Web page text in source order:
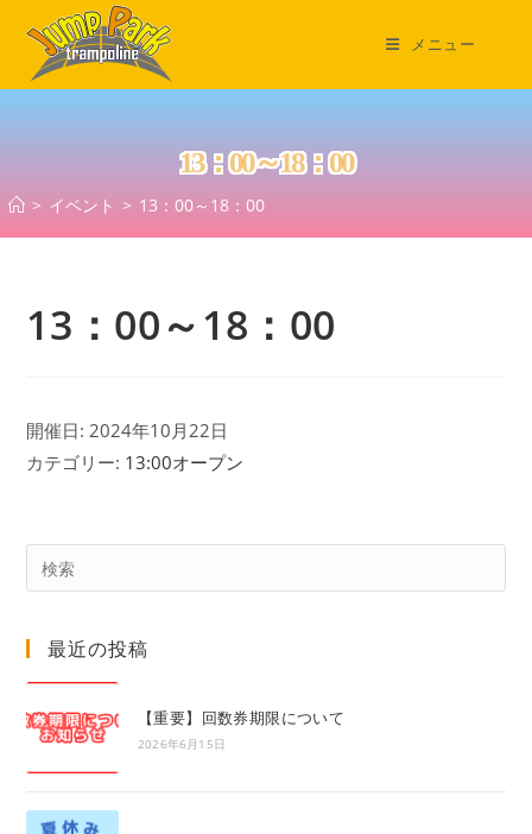
ス
メニュー
13：00～18：00
> イベント > 13：00～18：00
13：00～18：00
開催日: 2024年10月22日
カテゴリー: 13:00オープン
最近の投稿
【重要】回数券期限について
2026年6月15日